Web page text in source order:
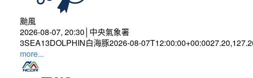
颱風
2026-08-07, 20:30│中央氣象署
3SEA13DOLPHIN白海豚2026-08-
more...